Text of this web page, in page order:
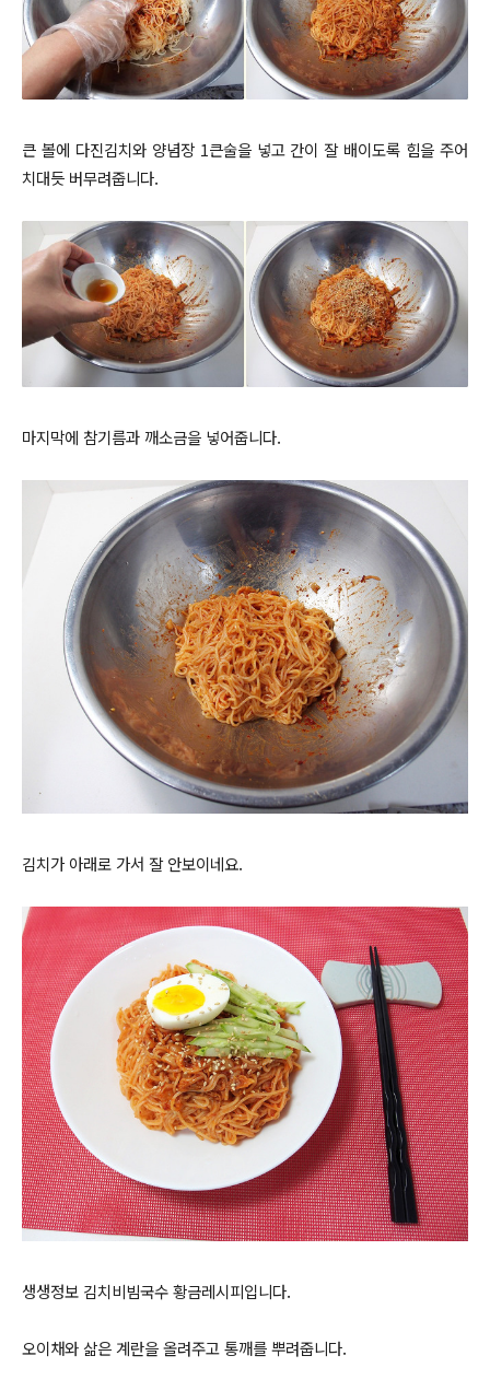
큰 볼에 다진김치와 양념장 1큰술을 넣고 간이 잘 배이도록 힘을 주어
치대듯 버무려줍니다.
마지막에 참기름과 깨소금을 넣어줍니다.
김치가 아래로 가서 잘 안보이네요.
생생정보 김치비빔국수 황금레시피입니다.
오이채와 삶은 계란을 올려주고 통깨를 뿌려줍니다.